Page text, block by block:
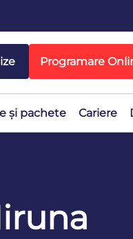
Programare
și pachete Cariere